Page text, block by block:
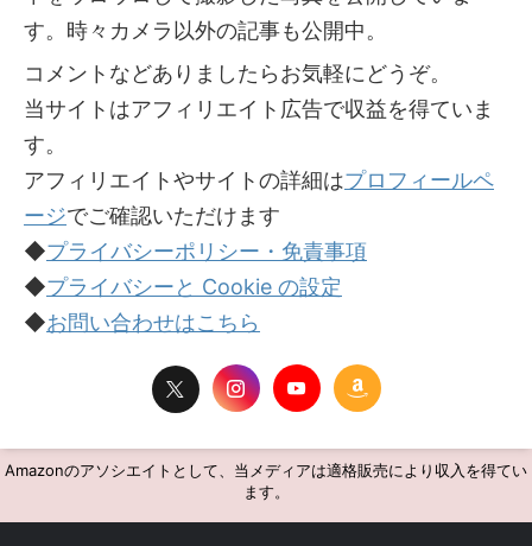
す。時々カメラ以外の記事も公開中。
コメントなどありましたらお気軽にどうぞ。
当サイトはアフィリエイト広告で収益を得ていま
す。
アフィリエイトやサイトの詳細はプロフィールペ
ージでご確認いただけます
◆プライバシーポリシー・免責事項
◆プライバシーと Cookie の設定
◆お問い合わせはこちら
Amazonのアソシエイトとして、当メディアは適格販売により収入を得てい
ます。